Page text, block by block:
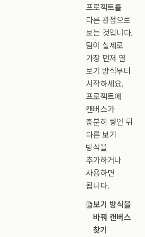
프로젝트를
다른 관점으로
보는 것입니다.
팀이 실제로
가장 먼저 열
보기 방식부터
시작하세요.
프로젝트에
캔버스가
충분히 쌓인 뒤
다른 보기
방식을
추가하거나
사용하면
됩니다.
보기 방식을
바꿔 캔버스
찾기